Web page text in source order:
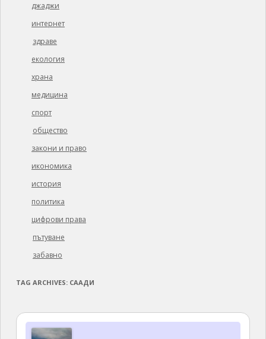
джаджи
интернет
здраве
екология
храна
медицина
спорт
общество
закони и право
икономика
история
политика
цифрови права
пътуване
забавно
TAG ARCHIVES: СААДИ